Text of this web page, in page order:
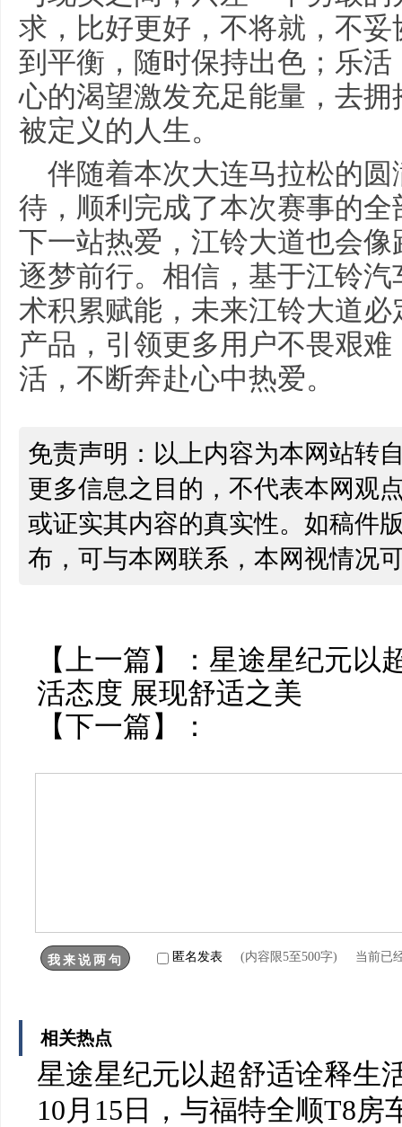
求，比好更好，不将就，不
到平衡，随时保持出色；乐
心的渴望激发充足能量，去
被定义的人生。
伴随着本次大连马拉松的
待，顺利完成了本次赛事的
下一站热爱，江铃大道也会
逐梦前行。相信，基于江铃
术积累赋能，未来江铃大道
产品，引领更多用户不畏艰
活，不断奔赴心中热爱。
免责声明：以上内容为本网站转
更多信息之目的，不代表本网观
或证实其内容的真实性。如稿件
布，可与本网联系，本网视情况
【上一篇】： 星途星纪元以
活态度 展现舒适之美
【下一篇】：
匿名发表 (内容限5至500字) 当前已
相关热点
星途星纪元以超舒适诠释生
10月15日，与福特全顺T8房